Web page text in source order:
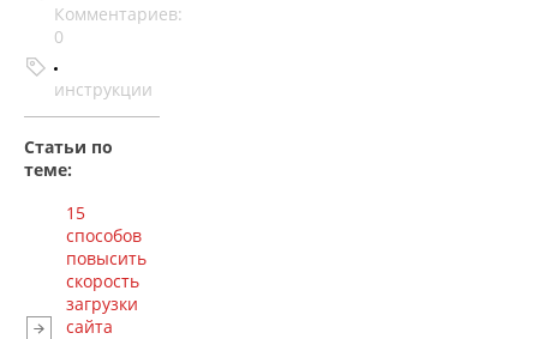
Комментариев:
0
инструкции
Статьи по
теме:
15
способов
повысить
скорость
загрузки
сайта